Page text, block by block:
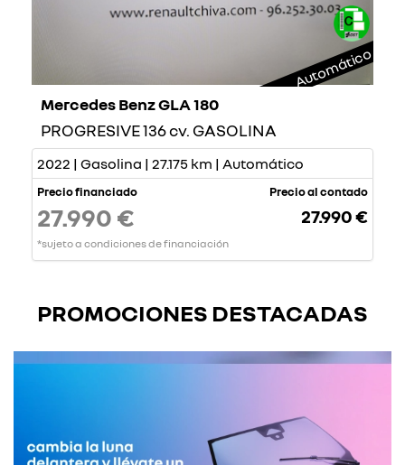
Automático
Mercedes Benz GLA 180
PROGRESIVE 136 cv. GASOLINA
2022 | Gasolina | 27.175 km | Automático
Precio financiado
27.990 €
*sujeto a condiciones de financiación
Precio al contado
27.990 €
PROMOCIONES DESTACADAS